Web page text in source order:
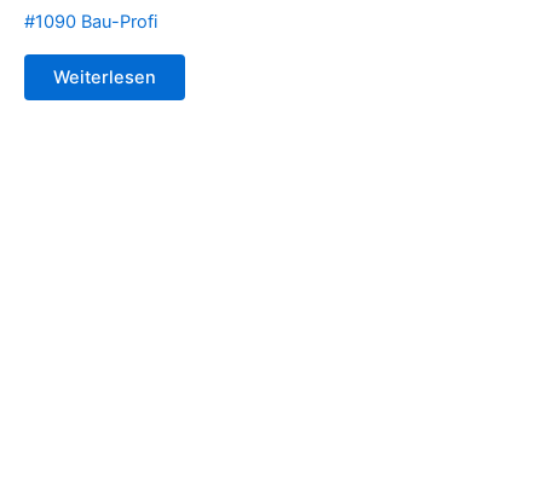
#1090 Bau-Profi
Weiterlesen